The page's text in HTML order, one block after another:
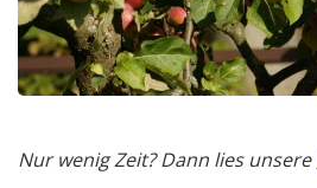
Nur wenig Zeit? Dann lies unsere